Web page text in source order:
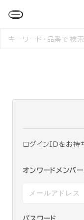
検
ログインIDをお持
オンワードメンバ
パスワード